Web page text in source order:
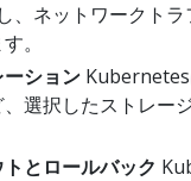
ネットワークト
。
ション Kubernetes
選択したストレー
とロールバック